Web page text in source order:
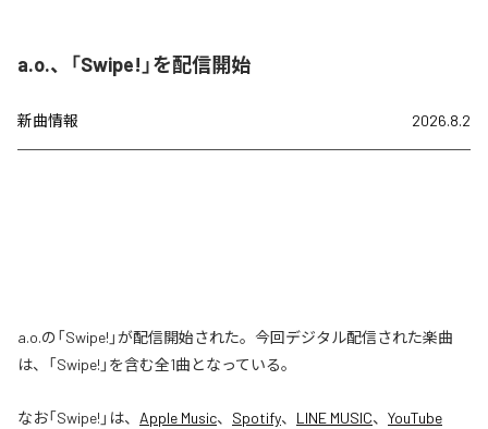
a.o.、「Swipe!」を配信開始
新曲情報 2026.8.2
a.o.の「Swipe!」が配信開始された。今回デジタル配信された楽曲
は、「Swipe!」を含む全1曲となっている。
なお「Swipe! 」は、 Apple Music、 Spotify、 LINE MUSIC、 YouTube